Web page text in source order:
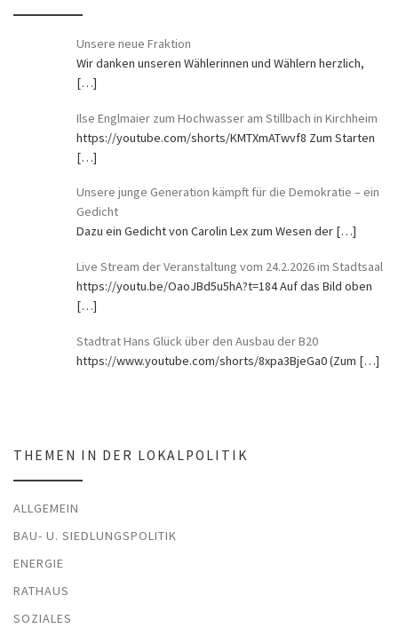
Unsere neue Fraktion
Wir danken unseren Wählerinnen und Wählern herzlich,
[…]
Ilse Englmaier zum Hochwasser am Stillbach in Kirchheim
https://youtube.com/shorts/KMTXmATwvf8 Zum Starten
[…]
Unsere junge Generation kämpft für die Demokratie – ein
Gedicht
Dazu ein Gedicht von Carolin Lex zum Wesen der […]
Live Stream der Veranstaltung vom 24.2.2026 im Stadtsaal
https://youtu.be/OaoJBd5u5hA?t=184 Auf das Bild oben
[…]
Stadtrat Hans Glück über den Ausbau der B20
https://www.youtube.com/shorts/8xpa3BjeGa0 (Zum […]
THEMEN IN DER LOKALPOLITIK
ALLGEMEIN
BAU- U. SIEDLUNGSPOLITIK
ENERGIE
RATHAUS
SOZIALES